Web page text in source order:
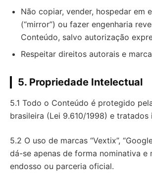
Não copiar, vender, hospedar em
(“mirror”) ou fazer engenharia
Conteúdo, salvo autorização
Respeitar direitos autorais e
5. Propriedade Intelectual
5.1 Todo o Conteúdo é protegido
brasileira (Lei 9.610/1998) e tratados
5.2 O uso de marcas “Vextix”,
dá-se apenas de forma nominativa e
endosso ou parceria oficial.